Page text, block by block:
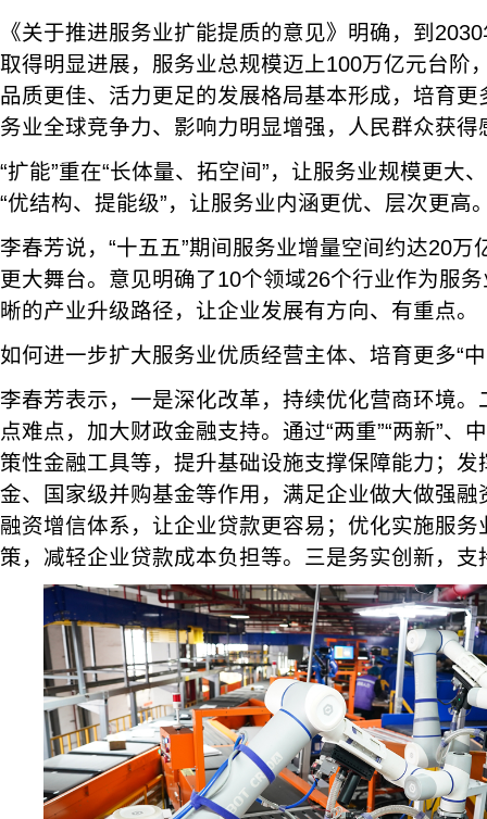
《关于推进服务业扩能提质的意见》明确，到
取得明显进展，服务业总规模迈上100万亿元台阶
品质更佳、活力更足的发展格局基本形成，培育更
务业全球竞争力、影响力明显增强，人民群众获得
“扩能”重在“长体量、拓空间”，让服务业规模更大
“优结构、提能级”，让服务业内涵更优、层次更高
李春芳说，“十五五”期间服务业增量空间约达20万
更大舞台。意见明确了10个领域26个行业作为服
晰的产业升级路径，让企业发展有方向、有重点。
如何进一步扩大服务业优质经营主体、培育更多“
李春芳表示，一是深化改革，持续优化营商环境
点难点，加大财政金融支持。通过“两重”“两新”、
策性金融工具等，提升基础设施支撑保障能力；
金、国家级并购基金等作用，满足企业做大做强
融资增信体系，让企业贷款更容易；优化实施服
策，减轻企业贷款成本负担等。三是务实创新，支